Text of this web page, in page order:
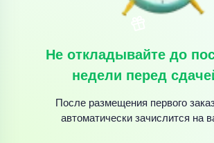
Не откладывайте до
недели перед
После размещения первого
автоматически зачислится на